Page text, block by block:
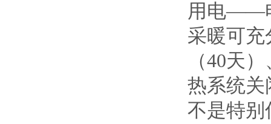
用电——
采暖可
（40天
热系统关
不是特别